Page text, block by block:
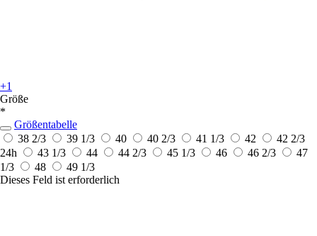
+1
Größe
*
Größentabelle
38 2/3
39 1/3 40 40 2/3 41 1/3 42
42 2/3
24h
43 1/3 44 44 2/3 45 1/3 46 46 2/3
47
1/3
48
49 1/3
Dieses Feld ist erforderlich